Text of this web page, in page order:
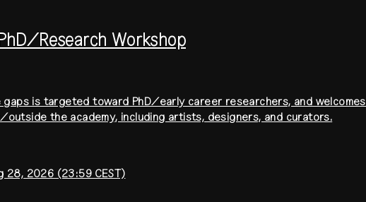
Research Workshop
gaps is targeted toward PhD/early career researchers, and
the academy, including artists, designers, and curators.
28, 2026 (23:59 CEST)